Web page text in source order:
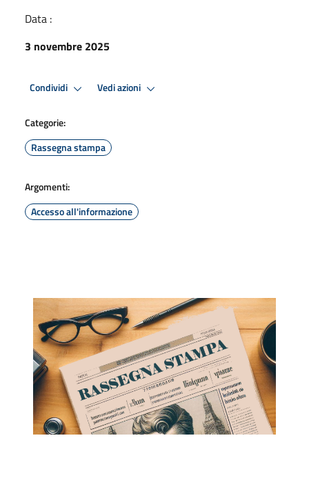
Data :
3 novembre 2025
Condividi Vedi azioni
Categorie:
Rassegna stampa
Argomenti:
Accesso all'informazione